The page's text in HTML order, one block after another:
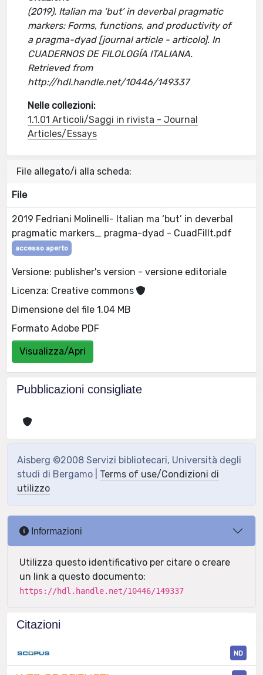
(2019). Italian ma ‘but’ in deverbal pragmatic
markers: Forms, functions, and productivity of
a pragma-dyad [journal article - articolo]. In
CUADERNOS DE FILOLOGÍA ITALIANA.
Retrieved from
http://hdl.handle.net/10446/149337
Nelle collezioni:
1.1.01 Articoli/Saggi in rivista - Journal
Articles/Essays
File allegato/i alla scheda:
File
2019 Fedriani Molinelli- Italian ma ‘but’ in deverbal
pragmatic markers_ pragma-dyad - CuadFillt.pdf
accesso aperto
Versione: publisher's version - versione editoriale
Licenza: Creative commons
Dimensione del file 1.04 MB
Formato Adobe PDF
Visualizza/Apri
Pubblicazioni consigliate
Aisberg ©2008 Servizi bibliotecari, Università degli
studi di Bergamo | Terms of use/Condizioni di
utilizzo
Informazioni
Utilizza questo identificativo per citare o creare
un link a questo documento:
https://hdl.handle.net/10446/149337
Citazioni
ND